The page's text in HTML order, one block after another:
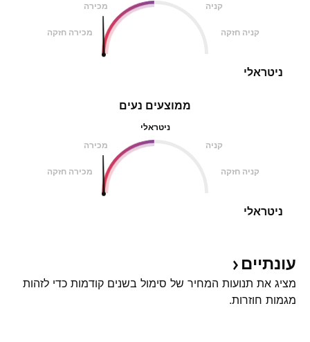
מכירה
קניה
מכירה חזקה קניה חזקה
ניטראלי
ממוצעים נעים
ניטראלי
מכירה
קניה
מכירה חזקה קניה חזקה
ניטראלי
עונתיים
מציג את תנועות המחיר של סימול בשנים קודמות כדי לזהות
מגמות חוזרות.